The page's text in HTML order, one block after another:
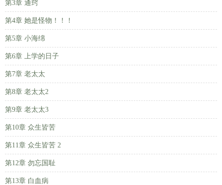
第3章 通窍
第4章 她是怪物！！！
第5章 小海绵
第6章 上学的日子
第7章 老太太
第8章 老太太2
第9章 老太太3
第10章 众生皆苦
第11章 众生皆苦 2
第12章 勿忘国耻
第13章 白血病